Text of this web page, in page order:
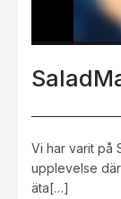
Vi har varit på
upplevelse
äta[…]